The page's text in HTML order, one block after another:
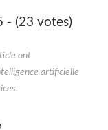
- (23 votes)